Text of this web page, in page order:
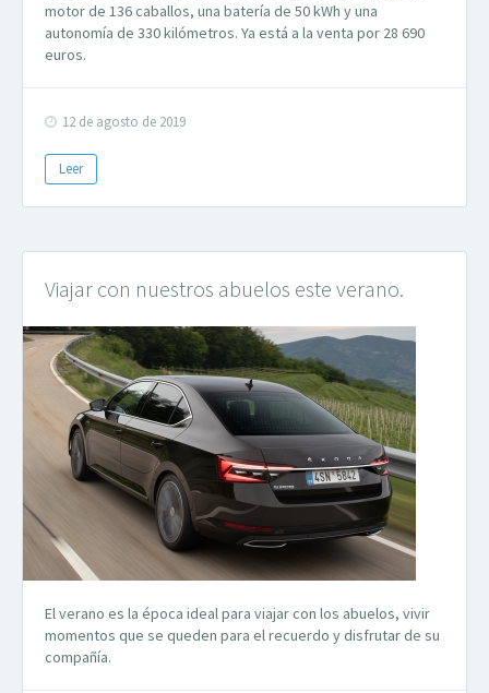
motor de 136 caballos, una batería de 50 kWh y una
autonomía de 330 kilómetros. Ya está a la venta por 28 690
euros.
12 de agosto de 2019
Leer
Viajar con nuestros abuelos este verano.
El verano es la época ideal para viajar con los abuelos, vivir
momentos que se queden para el recuerdo y disfrutar de su
compañía.